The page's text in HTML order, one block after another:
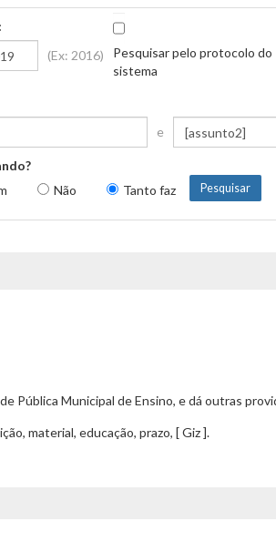
(Ex: 2016)
Pesquisar pelo protocolo do
sistema
e
Não Tanto faz
Pública Municipal de Ensino, e dá outras
material, educação, prazo, [ Giz ].